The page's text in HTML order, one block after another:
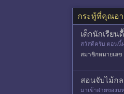
กระทู้ที่คุณอา
เด็กนักเรียน
สวัสดีครับ ตอนนี้
ม่สุภาพและการไ
สมาชิกหมายเลข
สอนจับไม้ก
มาเข้าฝ่ายของม